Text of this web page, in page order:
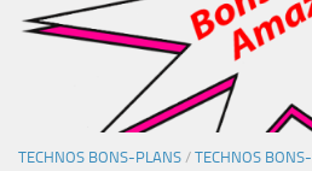
TECHNOS BONS-PLANS / TECHNOS